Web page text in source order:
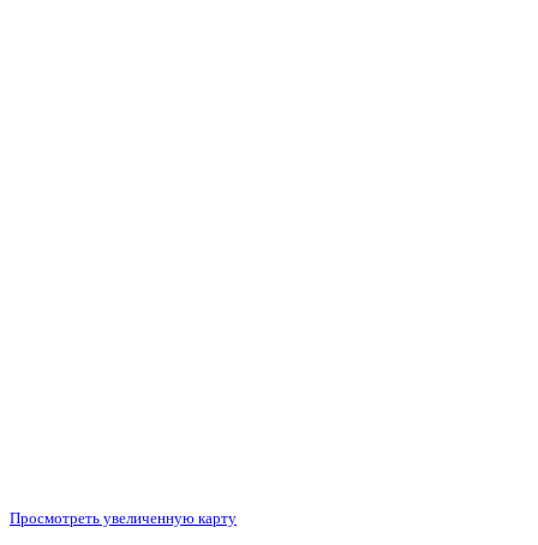
Просмотреть увеличенную карту